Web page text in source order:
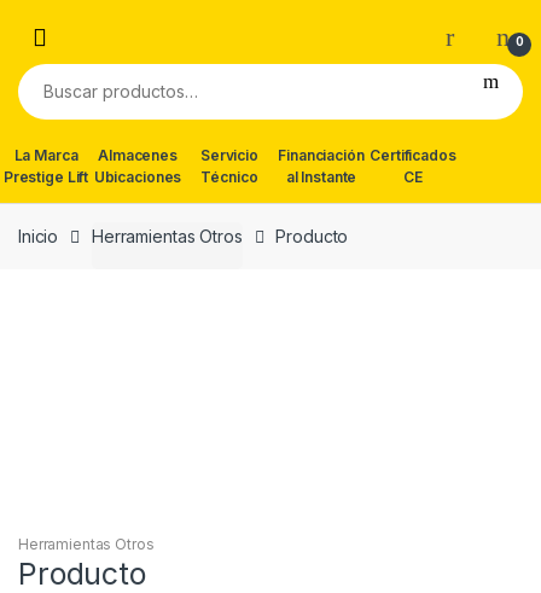
navigation
content
0
Buscar
por:
La Marca
Prestige Lift
Almacenes
Ubicaciones
Servicio
Técnico
Financiación
al Instante
Certificados
CE
Inicio Herramientas Otros Producto
Herramientas Otros
Producto